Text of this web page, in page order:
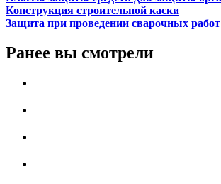
Конструкция строительной каски
Защита при проведении сварочных работ
Ранее вы смотрели